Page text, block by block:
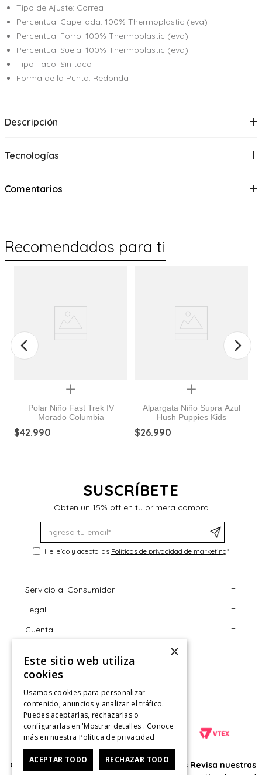
Tipo de Ajuste: Correa
Percentual Capellada: 100% Thermoplastic (eva)
Percentual Forro: 100% Thermoplastic (eva)
Percentual Suela: 100% Thermoplastic (eva)
Tipo Taco: Sin taco
Forma de la Punta: Redonda
Descripción
Tecnologías
Comentarios
Recomendados para ti
Quickview
Polar Niño Fast Trek IV
Morado Columbia
$42.990
Quickview
Alpargata Niño Supra Azul
Hush Puppies Kids
$26.990
SUSCRÍBETE
Obten un 15% off en tu primera compra
He leído y acepto las Políticas de privacidad de marketing*
Servicio al Consumidor +
Centro de Ayuda
Contáctanos
Retiro en tienda
Tiendas
CyberMonday
CyberDay
Legal +
Términos y Condiciones
Cambios, Retracto y Garantía
Políticas de Privacidad
Política de Privacidad de Marketing
Cuenta +
Sigue tu compra
Historial de Compras
¿Dónde viene mi compra?
Ver Boleta / Ticket de cambio
Oficina: Av. Las Condes #11281 - Las Condes Revisa nuestras
×
Este sitio web utiliza
cookies
Usamos cookies para personalizar
contenido, anuncios y analizar el tráfico.
Puedes aceptarlas, rechazarlas o
configurarlas en 'Mostrar detalles'. Conoce
más en nuestra Política de privacidad
ACEPTAR TODO RECHAZAR TODO